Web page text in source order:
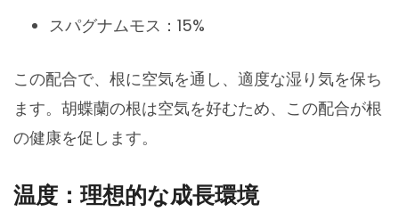
スパグナムモス：15%
この配合で、根に空気を通し、適度な湿り気を保ち
ます。胡蝶蘭の根は空気を好むため、この配合が根
の健康を促します。
温度：理想的な成長環境